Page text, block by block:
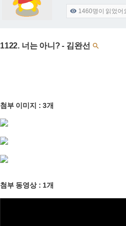
 1460명이 읽었어
1122. 너는 아니? - 김완선 
첨부 이미지 : 3개
첨부 동영상 : 1개